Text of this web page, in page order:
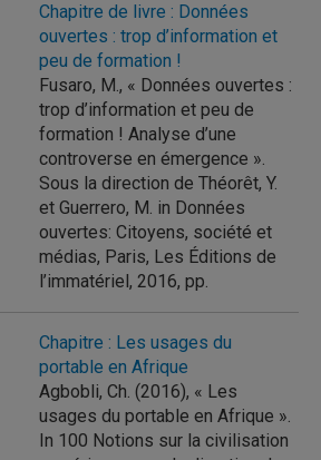
Chapitre de livre : Données
ouvertes : trop d’information et
peu de formation !
Fusaro, M., « Données ouvertes :
trop d’information et peu de
formation ! Analyse d’une
controverse en émergence ».
Sous la direction de Théorêt, Y.
et Guerrero, M. in Données
ouvertes: Citoyens, société et
médias, Paris, Les Éditions de
l’immatériel, 2016, pp.
Chapitre : Les usages du
portable en Afrique
Agbobli, Ch. (2016), « Les
usages du portable en Afrique ».
In 100 Notions sur la civilisation